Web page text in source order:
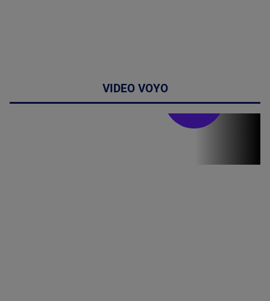
VIDEO VOYO
Stirile PRO TV